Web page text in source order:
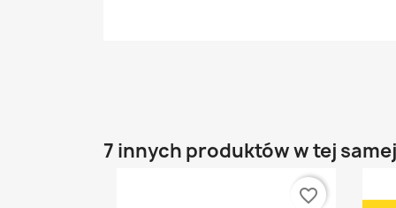
7 innych produktów w tej
favorite_border